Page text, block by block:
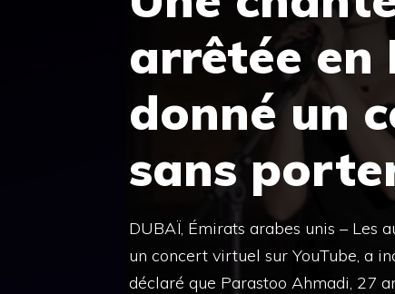
arrêtée en
donné un
sans
DUBAÏ, Émirats arabes unis – Les
un concert virtuel sur YouTube, a
déclaré que Parastoo Ahmadi, 27